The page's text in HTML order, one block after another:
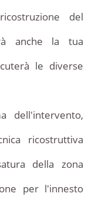
del
anche la tua
le diverse
dell'intervento,
ricostruttiva
della zona
per l'innesto